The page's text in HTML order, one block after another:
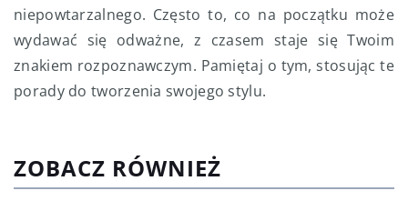
niepowtarzalnego. Często to, co na początku może
wydawać się odważne, z czasem staje się Twoim
znakiem rozpoznawczym. Pamiętaj o tym, stosując te
porady do tworzenia swojego stylu.
ZOBACZ RÓWNIEŻ